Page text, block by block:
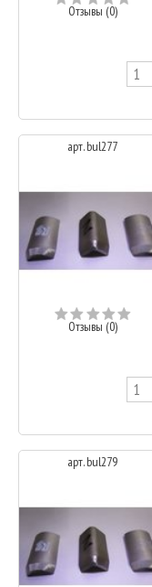
Отзывы (0)
арт. bul277
Отзывы (0)
арт. bul279